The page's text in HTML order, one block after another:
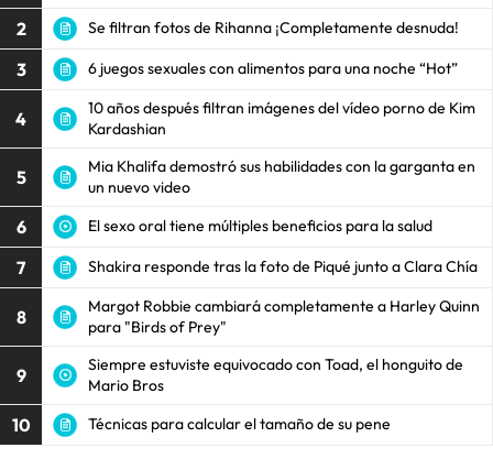
2 Se filtran fotos de Rihanna ¡Completamente desnuda!
3 6 juegos sexuales con alimentos para una noche “Hot”
4
10 años después filtran imágenes del vídeo porno de Kim
Kardashian
5
Mia Khalifa demostró sus habilidades con la garganta en
un nuevo video
6 El sexo oral tiene múltiples beneficios para la salud
7 Shakira responde tras la foto de Piqué junto a Clara Chía
8
Margot Robbie cambiará completamente a Harley Quinn
para "Birds of Prey"
9
Siempre estuviste equivocado con Toad, el honguito de
Mario Bros
10 Técnicas para calcular el tamaño de su pene